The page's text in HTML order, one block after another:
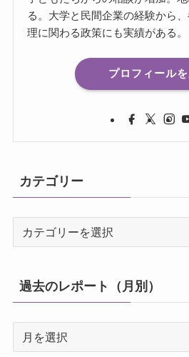
る。大学と民間企業の経験から
理に関わる政策にも実績がある。
プロフィール
カテゴリー
リ
ー
過去のレポート（月別）